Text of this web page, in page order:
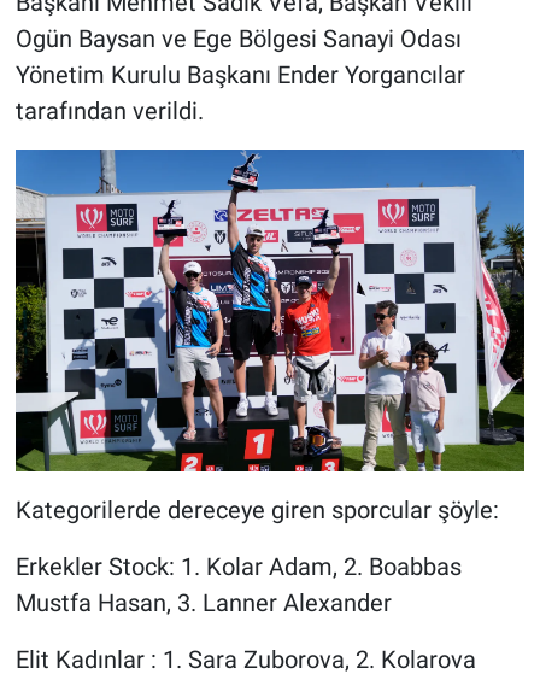
Ogün Baysan ve Ege Bölgesi Sanayi Odası
Yönetim Kurulu Başkanı Ender Yorgancılar
tarafından verildi.
Kategorilerde dereceye giren sporcular şöyle:
Erkekler Stock: 1. Kolar Adam, 2. Boabbas
Mustfa Hasan, 3. Lanner Alexander
Elit Kadınlar : 1. Sara Zuborova, 2. Kolarova